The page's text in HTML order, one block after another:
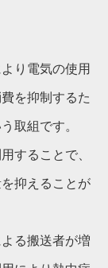
り電気の使用
を抑制するた
取組です。
することで、
抑えることが
る搬送者が増